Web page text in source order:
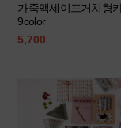
가죽맥세이프거치형
9color
5,700